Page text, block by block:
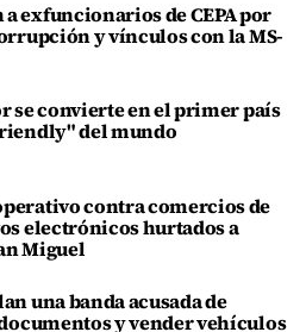
exfuncionarios de CEPA por
y vínculos con la MS-
se convierte en el primer país
del mundo
contra comercios de
electrónicos hurtados a
Miguel
una banda acusada de
y vender vehículos